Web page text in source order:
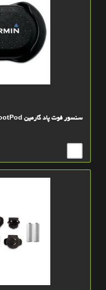
سنسور فوت پاد گارمین Garmin FootPod